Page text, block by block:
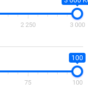
2 250 3 000
100
75 100